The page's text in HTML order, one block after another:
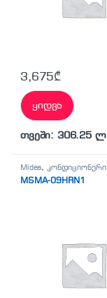
3,675₾
ყიდვა
თვეში: 306.25 ლ
Midea,კონდიციონერი
MSMA-09HRN1